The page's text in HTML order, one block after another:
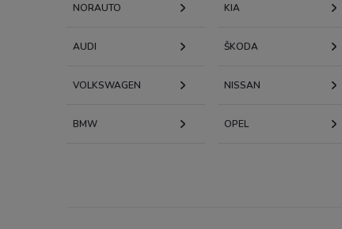
NORAUTO KIA
AUDI KODA
VOLKSWAGEN NISSAN
BMW OPEL